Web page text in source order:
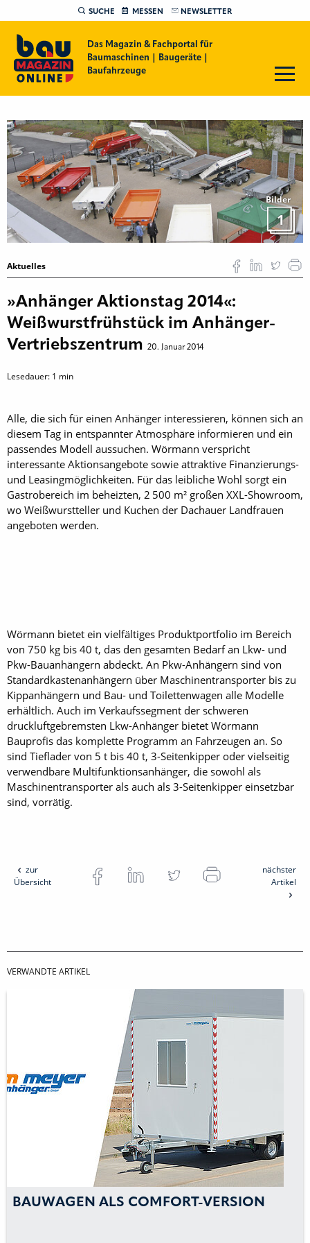
SUCHE MESSEN NEWSLETTER
Das Magazin & Fachportal für
Baumaschinen | Baugeräte |
Baufahrzeuge
Bilder
1
Aktuelles
»Anhänger Aktionstag 2014«:
Weißwurstfrühstück im Anhänger-
Vertriebszentrum 20. Januar 2014
Lesedauer: 1 min
Alle, die sich für einen Anhänger interessieren, können sich an
diesem Tag in entspannter Atmosphäre informieren und ein
passendes Modell aussuchen. Wörmann verspricht
interessante Aktionsangebote sowie attraktive Finanzierungs-
und Leasingmöglichkeiten. Für das leibliche Wohl sorgt ein
Gastrobereich im beheizten, 2 500 m² großen XXL-Showroom,
wo Weißwurstteller und Kuchen der Dachauer Landfrauen
angeboten werden.
Wörmann bietet ein vielfältiges Produktportfolio im Bereich
von 750 kg bis 40 t, das den gesamten Bedarf an Lkw- und
Pkw-Bauanhängern abdeckt. An Pkw-Anhängern sind von
Standardkastenanhängern über Maschinentransporter bis zu
Kippanhängern und Bau- und Toilettenwagen alle Modelle
erhältlich. Auch im Verkaufssegment der schweren
druckluftgebremsten Lkw-Anhänger bietet Wörmann
Bauprofis das komplette Programm an Fahrzeugen an. So
sind Tieflader von 5 t bis 40 t, 3-Seitenkipper oder vielseitig
verwendbare Multifunktionsanhänger, die sowohl als
Maschinentransporter als auch als 3-Seitenkipper einsetzbar
sind, vorrätig.
zur
Übersicht
nächster
Artikel
VERWANDTE ARTIKEL
BAUWAGEN ALS COMFORT-VERSION